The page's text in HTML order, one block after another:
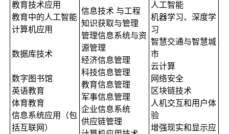
教育技术应用
教育中的人工智能
计算机应用
数据库技术
数字图书馆
英语教育
体育教育
信息系统应用（包
括互联网）
信息技术 与工程
知识获取与管理
管理信息系统与资
源管理
经济信息管理
科技信息管理
教育信息管理
军事信息管理
企业信息系统
供应链管理
人工智能
机器学习、深度学
习
智慧交通与智慧城
市
云计算
网络安全
区块链技术
人机交互和用户体
验
增强现实和显示应